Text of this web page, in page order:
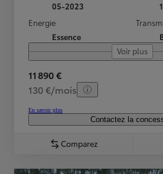
05-2023
Energie
Essence
Voir plus
11 890 €
130 €/mois
En savoir plus
Contactez la
Comparez